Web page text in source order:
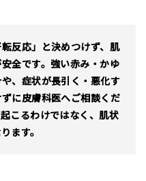
反応」と決めつけず、肌
全です。強い赤み・かゆ
、症状が長引く・悪化す
に皮膚科医へご相談くだ
こるわけではなく、肌状
ます。